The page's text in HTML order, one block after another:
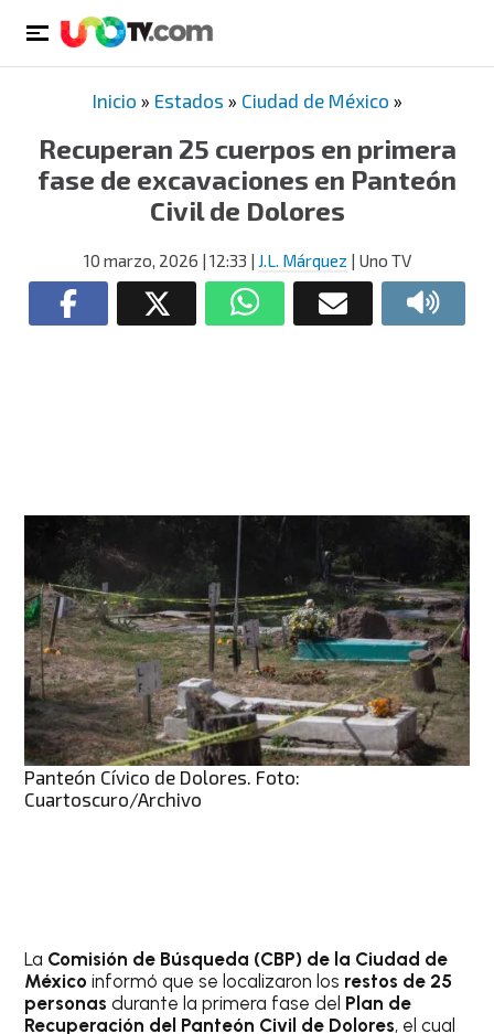
Inicio » Estados » Ciudad de México »
Recuperan 25 cuerpos en primera
fase de excavaciones en Panteón
Civil de Dolores
10 marzo, 2026 | 12:33 | J.L. Márquez | Uno TV
Panteón Cívico de Dolores. Foto:
Cuartoscuro/Archivo
La Comisión de Búsqueda (CBP) de la Ciudad de
México informó que se localizaron los restos de 25
personas durante la primera fase del Plan de
Recuperación del Panteón Civil de Dolores, el cual